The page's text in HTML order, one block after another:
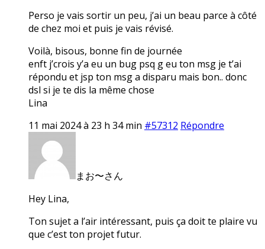
Perso je vais sortir un peu, j’ai un beau parce à côté
de chez moi et puis je vais révisé.
Voilà, bisous, bonne fin de journée
enft j’crois y’a eu un bug psq g eu ton msg je t’ai
répondu et jsp ton msg a disparu mais bon.. donc
dsl si je te dis la même chose
Lina
11 mai 2024 à 23 h 34 min #57312 Répondre
まお〜さん
Hey Lina,
Ton sujet a l’air intéressant, puis ça doit te plaire vu
que c’est ton projet futur.